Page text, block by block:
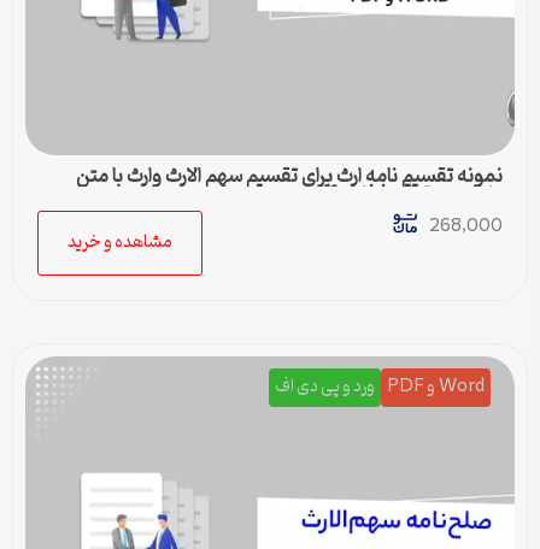
نمونه تقسیم نامه ارث برای تقسیم سهم الارث وارث با متن
268,000
مشاهده و خرید
Word و PDF ورد و پی دی اف